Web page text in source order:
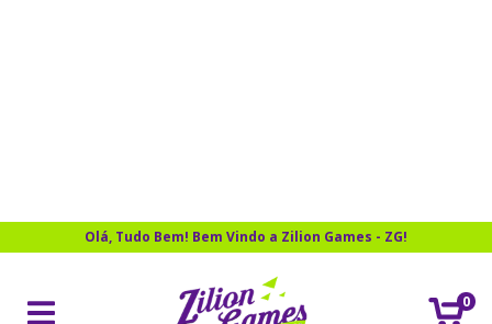
Olá, Tudo Bem! Bem Vindo a Zilion Games - ZG!
0